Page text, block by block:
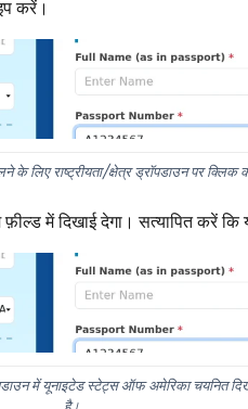
करें।
के लिए राष्ट्रीयता/क्षेत्र ड्रॉपडाउन पर क्लिक
में दिखाई देगा। सत्यापित करें
में यूनाइटेड स्टेट्स ऑफ अमेरिका चयनित